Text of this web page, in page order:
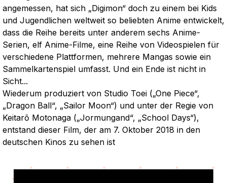
angemessen, hat sich „Digimon“ doch zu einem bei Kids
und Jugendlichen weltweit so beliebten Anime entwickelt,
dass die Reihe bereits unter anderem sechs Anime-
Serien, elf Anime-Filme, eine Reihe von Videospielen für
verschiedene Plattformen, mehrere Mangas sowie ein
Sammelkartenspiel umfasst. Und ein Ende ist nicht in
Sicht...
Wiederum produziert von Studio Toei („One Piece“,
„Dragon Ball“, „Sailor Moon“) und unter der Regie von
Keitarō Motonaga („Jormungand“, „School Days“),
entstand dieser Film, der am 7. Oktober 2018 in den
deutschen Kinos zu sehen ist